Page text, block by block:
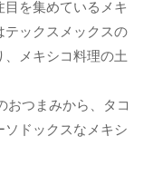
を集めているメキ
テックスメックスの
メキシコ料理の土
おつまみから、タコ
ドックスなメキシ